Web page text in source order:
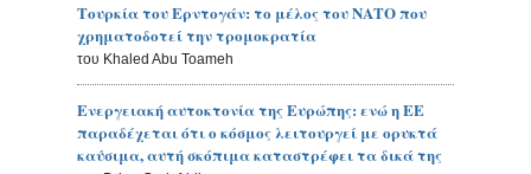
Τουρκία του Ερντογάν: το μέλος του ΝΑΤΟ που
χρηματοδοτεί την τρομοκρατία
του Khaled Abu Toameh
Ενεργειακή αυτοκτονία της Ευρώπης: ενώ η ΕΕ
παραδέχεται ότι ο κόσμος λειτουργεί με ορυκτά
καύσιμα, αυτή σκόπιμα καταστρέφει τα δικά της